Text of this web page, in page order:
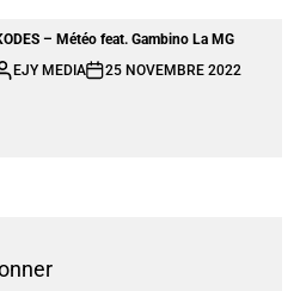
– Météo feat. Gambino La MG
EJY MEDIA
25 NOVEMBRE 2022